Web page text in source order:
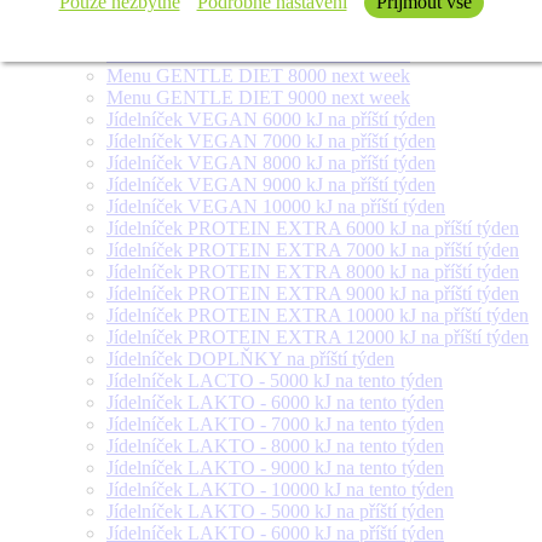
Menu FOR DIABETICS 300 g next week
Menu GENTLE DIET 8000 next week
Menu GENTLE DIET 9000 next week
Jídelníček VEGAN 6000 kJ na příští týden
Jídelníček VEGAN 7000 kJ na příští týden
Jídelníček VEGAN 8000 kJ na příští týden
Jídelníček VEGAN 9000 kJ na příští týden
Jídelníček VEGAN 10000 kJ na příští týden
Jídelníček PROTEIN EXTRA 6000 kJ na příští týden
Jídelníček PROTEIN EXTRA 7000 kJ na příští týden
Jídelníček PROTEIN EXTRA 8000 kJ na příští týden
Jídelníček PROTEIN EXTRA 9000 kJ na příští týden
Jídelníček PROTEIN EXTRA 10000 kJ na příští týden
Jídelníček PROTEIN EXTRA 12000 kJ na příští týden
Jídelníček DOPLŇKY na příští týden
Jídelníček LACTO - 5000 kJ na tento týden
Jídelníček LAKTO - 6000 kJ na tento týden
Jídelníček LAKTO - 7000 kJ na tento týden
Jídelníček LAKTO - 8000 kJ na tento týden
Jídelníček LAKTO - 9000 kJ na tento týden
Jídelníček LAKTO - 10000 kJ na tento týden
Jídelníček LAKTO - 5000 kJ na příští týden
Jídelníček LAKTO - 6000 kJ na příští týden